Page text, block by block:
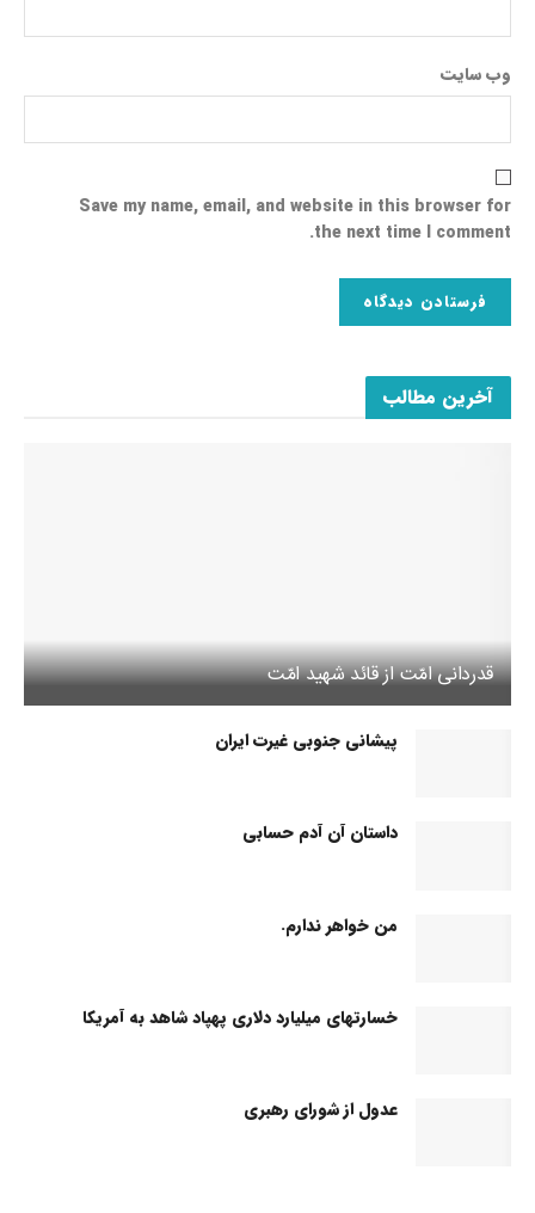
آخرین مطالب
قدردانی امّت از قائد شهید امّت
پیشانی جنوبی غیرت ایران
داستان آن آدم حسابی
من خواهر ندارم.
خسارتهای میلیارد دلاری پهپاد شاهد به آمریکا
عدول از شورای رهبری
وب‌ سایت
Save my name, email, and website in this browser for
the next time I comment.